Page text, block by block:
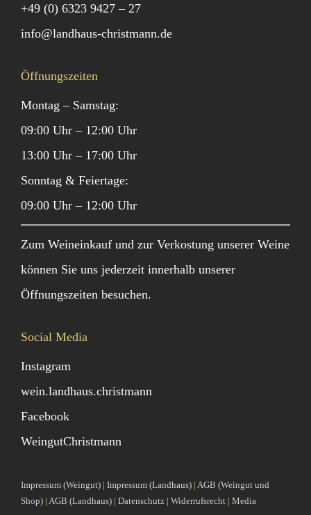
+49 (0) 6323 9427 – 27
info@landhaus-christmann.de
Öffnungszeiten
Montag – Samstag:
09:00 Uhr – 12:00 Uhr
13:00 Uhr – 17:00 Uhr
Sonntag & Feiertage:
09:00 Uhr – 12:00 Uhr
Zum Weineinkauf und zur Verkostung unserer Weine
können Sie uns jederzeit innerhalb unserer
Öffnungszeiten besuchen.
Social Media
Instagram
wein.landhaus.christmann
Facebook
WeingutChristmann
Impressum (Weingut) | Impressum (Landhaus)| AGB (Weingut und
Shop) | AGB (Landhaus) | Datenschutz | Widerrufsrecht | Media